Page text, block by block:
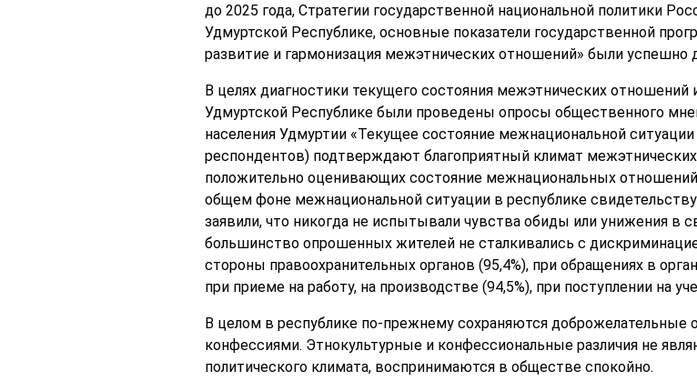
до 2025 года, Стратегии государственной национальной политики
Удмуртской Республике, основные показатели государственной
развитие и гармонизация межэтнических отношений» были успешно
В целях диагностики текущего состояния межэтнических
Удмуртской Республике были проведены опросы общественного
населения Удмуртии «Текущее состояние межнациональной
респондентов) подтверждают благоприятный климат
положительно оценивающих состояние межнациональных
общем фоне межнациональной ситуации в республике
заявили, что никогда не испытывали чувства обиды или унижения в
большинство опрошенных жителей не сталкивались с
стороны правоохранительных органов (95,4%), при обращениях в
при приеме на работу, на производстве (94,5%), при поступлении на
В целом в республике по-прежнему сохраняются
конфессиями. Этнокультурные и конфессиональные различия не
политического климата, воспринимаются в обществе спокойно.